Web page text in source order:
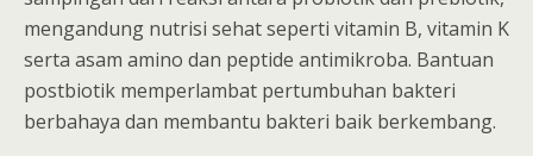
mengandung nutrisi sehat seperti vitamin B, vitamin K
serta asam amino dan peptide antimikroba. Bantuan
postbiotik memperlambat pertumbuhan bakteri
berbahaya dan membantu bakteri baik berkembang.